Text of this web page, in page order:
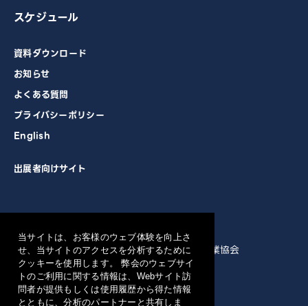
当サイトは、お客様のウェブ体験を向上さ
せ、当サイトのアクセスを分析するために
クッキーを使用します。 弊会のウェブサイ
トのご利用に関する情報は、Webサイト訪
問者が提供もしくは使用履歴から得た情報
とともに、分析のパートナーと共有しま
スケジュール
資料ダウンロード
お知らせ
よくある質問
プライバシーポリシー
English
出展者向けサイト
一般社団法人 電子情報技術産業協会
共催